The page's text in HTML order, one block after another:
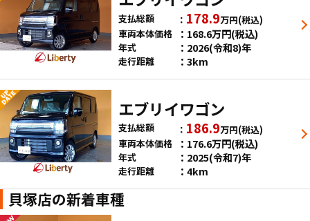
支払総額 178.9万円(税込)
車両本体価格
168.6万円(税込)
年式 2026(令和8)年
走行距離 3km
エブリイワゴン
支払総額 186.9万円(税込)
車両本体価格
176.6万円(税込)
年式 2025(令和7)年
走行距離 4km
貝塚店の新着車種